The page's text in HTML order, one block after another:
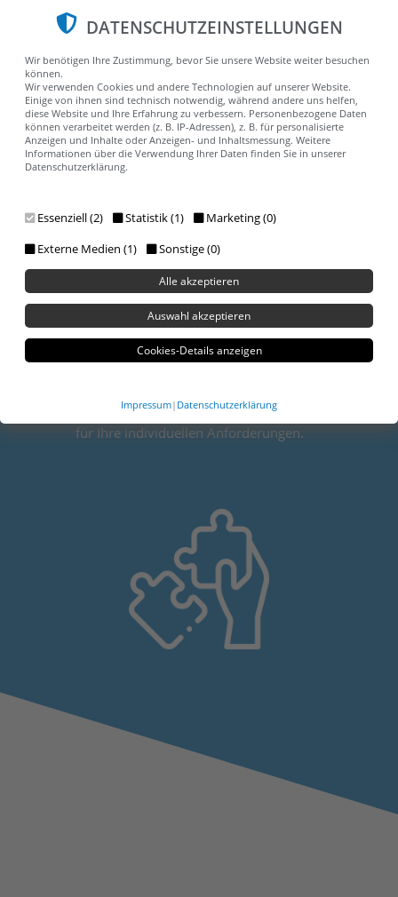
ERWEITER
N SIE
ALPHANEX
T
Entdecken Sie die Vielfalt und
Leistungsfähigkeit unserer Plugins, um
Ihre Website auf das nächste Level zu
heben. Egal, ob Sie nach erweiterten
Plugins bieten die perfekte Ergänzung
für Ihre individuellen Anforderungen.
DATENSCHUTZEINSTELLUNGEN
Wir benötigen Ihre Zustimmung, bevor Sie unsere Website weiter besuchen
können.
Wir verwenden Cookies und andere Technologien auf unserer Website.
Einige von ihnen sind technisch notwendig, während andere uns helfen,
diese Website und Ihre Erfahrung zu verbessern. Personenbezogene Daten
können verarbeitet werden (z. B. IP-Adressen), z. B. für personalisierte
Anzeigen und Inhalte oder Anzeigen- und Inhaltsmessung. Weitere
Informationen über die Verwendung Ihrer Daten finden Sie in unserer
Datenschutzerklärung.
Essenziell (2) Statistik (1)
Marketing (0)
Externe Medien (1)
Sonstige (0)
Alle akzeptieren
Auswahl akzeptieren
Cookies-Details anzeigen
Impressum| Datenschutzerklärung